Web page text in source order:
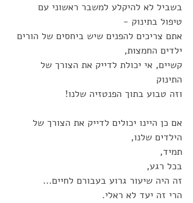
בשביל לא להיקלע למשבר ראשוני עם
טיפול בתינוק -
אתם צריכים להפנים שיש ביחסים של הורים
ילדים החמצות,
קשיים, אי יכולת לדייק את הצורך של
התינוק
וזה טבוע בתוך הפנטזיה שלנו!
אם כן היינו יכולים לדייק את הצורך של
הילדים שלנו,
תמיד,
בכל רגע,
זה היה שיעור גרוע בעבורם לחיים...
הרי זה יעד לא ראלי.